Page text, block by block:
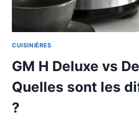
CUISINIÈRES
GM H Deluxe vs
Quelles sont les
?